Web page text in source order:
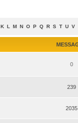
K L M N O P Q R S T U V
0
239
2035